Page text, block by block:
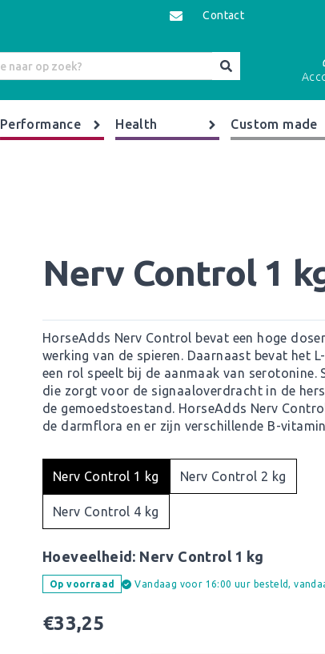
Contact
Performance Health Custom made
Nerv Control 1
HorseAdds Nerv Control bevat een hoge
werking van de spieren. Daarnaast bevat het
een rol speelt bij de aanmaak van
die zorgt voor de signaaloverdracht in de
de gemoedstoestand. HorseAdds Nerv
de darmflora en er zijn verschillende B-
Nerv Control 1 kg Nerv Control 2 kg
Nerv Control 4 kg
Hoeveelheid: Nerv Control 1 kg
Op voorraad Vandaag voor 16:00 uur besteld,
€33,25